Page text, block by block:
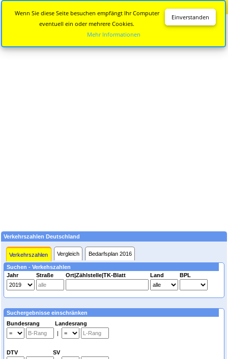
Verkehrszahlen Deutschland
Verkehrszahlen Vergleich Bedarfsplan 2016
Suchen - Verkehszahlen
Jahr
Straße Ort|Zählstelle|TK-Blatt Land BPL
Suchergebnisse einschränken
Bundesrang Landesrang
|
DTV SV
Einverstanden
Wenn Sie diese Seite besuchen empfängt Ihr Computer
eventuell ein oder mehrere Cookies.
Mehr Informationen